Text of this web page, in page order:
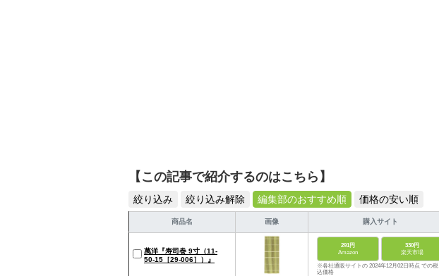
【この記事で紹介するのはこちら】
絞り込み 絞り込み解除 編集部のおすすめ順 価格の安い順
商品名 画像 購入サイト
萬洋『寿司巻 9寸（11-
50-15［29-006］）』
291円
Amazon
330円
楽天市場
※各社通販サイトの 2024年12月02日時点 での税
込価格